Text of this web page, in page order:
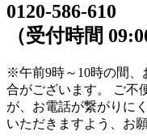
0120-586-610
（受付時間
※午前9時～10時の間、
合がございます。 ご不
が、お電話が繋がりに
いただきますよう、お